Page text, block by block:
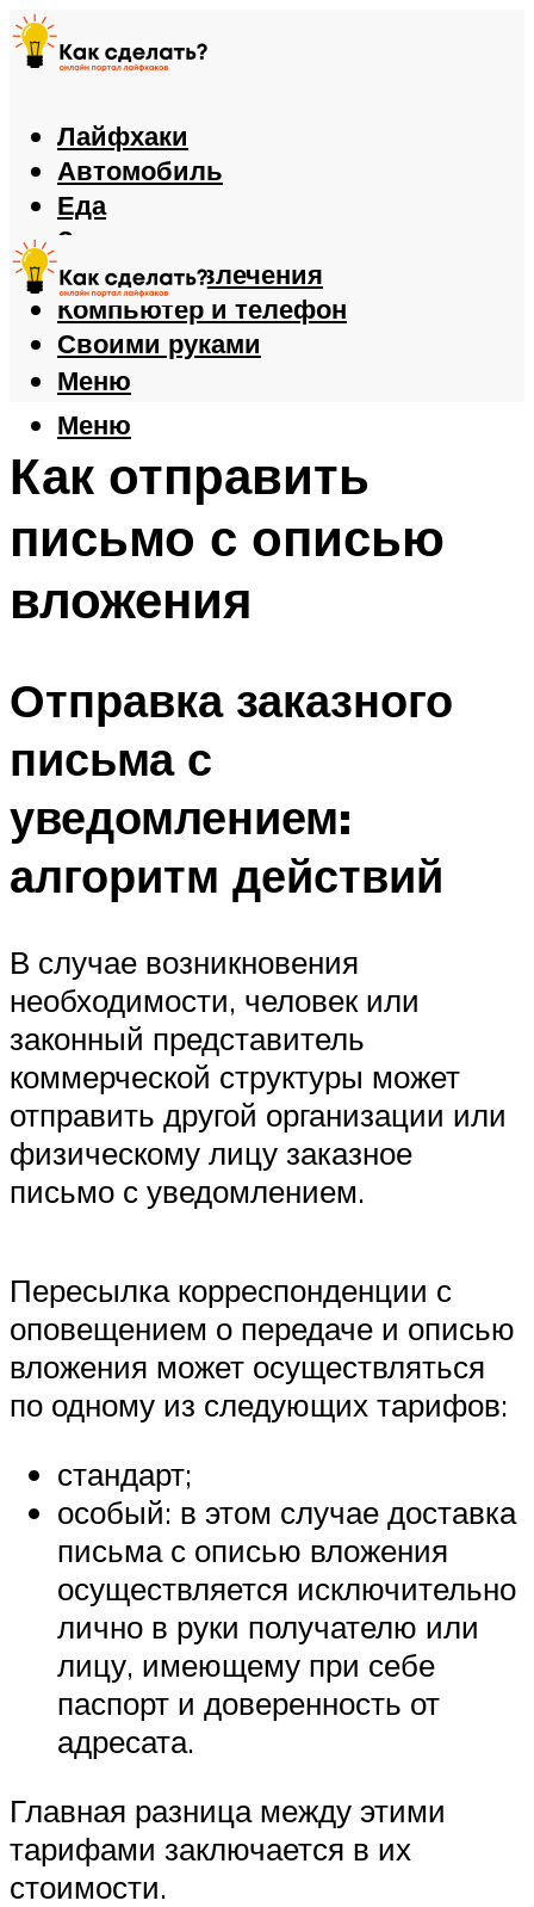
Лайфхаки
Автомобиль
Еда
Здоровье
Игры и развлечения
Компьютер и телефон
Своими руками
Меню
Меню
Как отправить
письмо с описью
вложения
Отправка заказного
письма с
уведомлением:
алгоритм действий
В случае возникновения
необходимости, человек или
законный представитель
коммерческой структуры может
отправить другой организации или
физическому лицу заказное
письмо с уведомлением.
Пересылка корреспонденции с
оповещением о передаче и описью
вложения может осуществляться
по одному из следующих тарифов:
стандарт;
особый: в этом случае доставка
письма с описью вложения
осуществляется исключительно
лично в руки получателю или
лицу, имеющему при себе
паспорт и доверенность от
адресата.
Главная разница между этими
тарифами заключается в их
стоимости.